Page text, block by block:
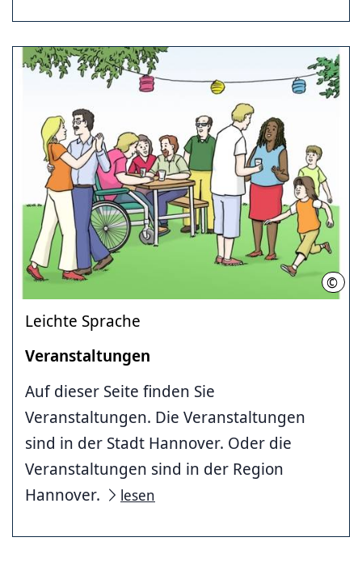
©
Leichte Sprache
Veranstaltungen
Auf dieser Seite finden Sie
Veranstaltungen. Die Veranstaltungen
sind in der Stadt Hannover. Oder die
Veranstaltungen sind in der Region
Hannover.
lesen